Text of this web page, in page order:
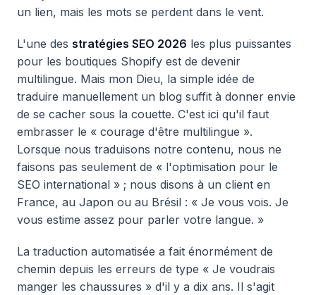
un lien, mais les mots se perdent dans le vent.
L'une des stratégies SEO 2026 les plus puissantes
pour les boutiques Shopify est de devenir
multilingue. Mais mon Dieu, la simple idée de
traduire manuellement un blog suffit à donner envie
de se cacher sous la couette. C'est ici qu'il faut
embrasser le « courage d'être multilingue ».
Lorsque nous traduisons notre contenu, nous ne
faisons pas seulement de « l'optimisation pour le
SEO international » ; nous disons à un client en
France, au Japon ou au Brésil : « Je vous vois. Je
vous estime assez pour parler votre langue. »
La traduction automatisée a fait énormément de
chemin depuis les erreurs de type « Je voudrais
manger les chaussures » d'il y a dix ans. Il s'agit